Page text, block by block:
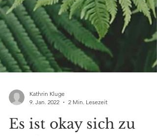
9. Jan. 2022
2 Min. Lesezeit